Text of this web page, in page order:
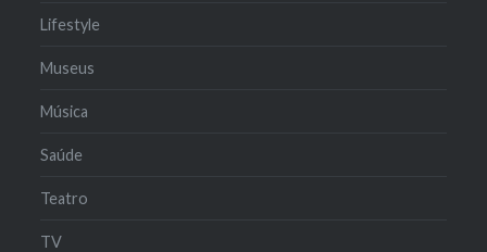
Lifestyle
Museus
Música
Saúde
Teatro
TV